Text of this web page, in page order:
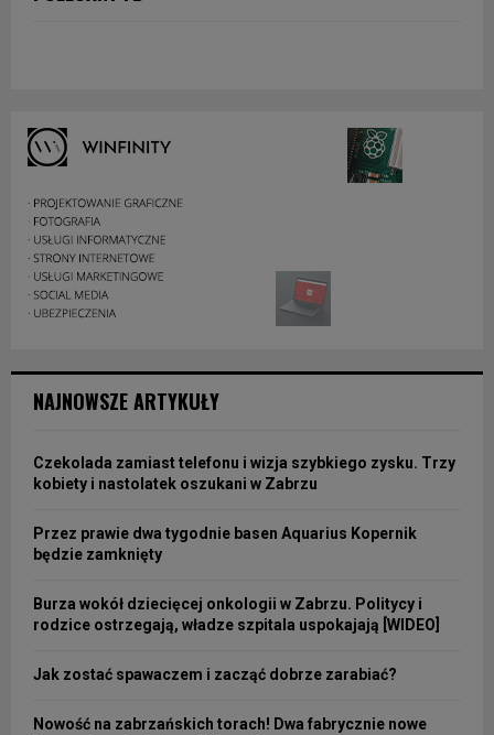
NAJNOWSZE ARTYKUŁY
Czekolada zamiast telefonu i wizja szybkiego zysku. Trzy
kobiety i nastolatek oszukani w Zabrzu
Przez prawie dwa tygodnie basen Aquarius Kopernik
będzie zamknięty
Burza wokół dziecięcej onkologii w Zabrzu. Politycy i
rodzice ostrzegają, władze szpitala uspokajają [WIDEO]
Jak zostać spawaczem i zacząć dobrze zarabiać?
Nowość na zabrzańskich torach! Dwa fabrycznie nowe